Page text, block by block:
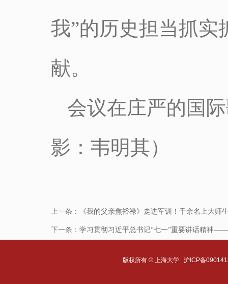
我”的历史担当抓
献。
会议在庄严的国
影：韦明其）
上一条： 《我的父亲焦裕禄》走进军训！千余名上大师
下一条： 学习贯彻习近平总书记“七一”重要讲话精神
版权所有 ©上海大学 沪ICP备